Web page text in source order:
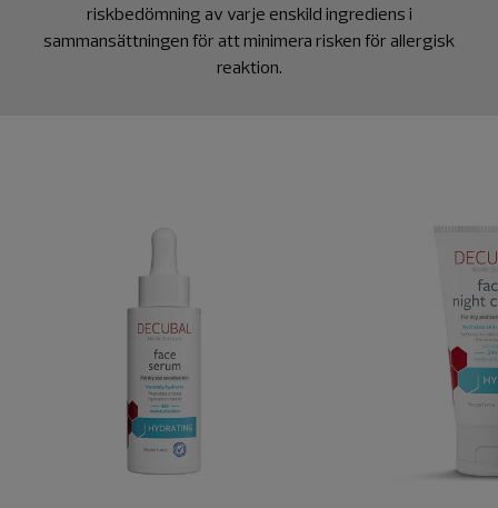
riskbedömning av varje enskild ingrediens i
sammansättningen för att minimera risken för allergisk
reaktion.